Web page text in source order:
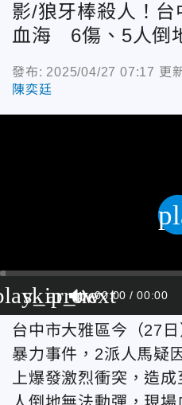
影/狼牙棒殺人！
血海 6傷、5人倒
發布: 2025/04/27 07:17 更
陳奕廷
skip_next
00:00 00:00
台中市大雅區今（27
暴力事件，2派人馬疑
上爆發激烈衝突，造